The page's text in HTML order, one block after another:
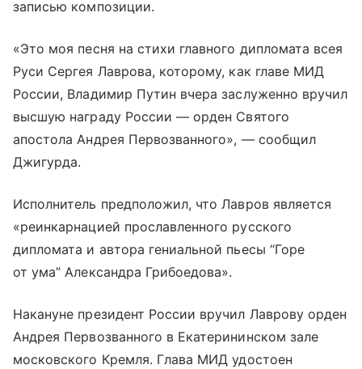
записью композиции.
«Это моя песня на стихи главного дипломата всея
Руси Сергея Лаврова, которому, как главе МИД
России, Владимир Путин вчера заслуженно вручил
высшую награду России — орден Святого
апостола Андрея Первозванного», — сообщил
Джигурда.
Исполнитель предположил, что Лавров является
«реинкарнацией прославленного русского
дипломата и автора гениальной пьесы “Горе
от ума” Александра Грибоедова».
Накануне президент России вручил Лаврову орден
Андрея Первозванного в Екатерининском зале
московского Кремля. Глава МИД удостоен